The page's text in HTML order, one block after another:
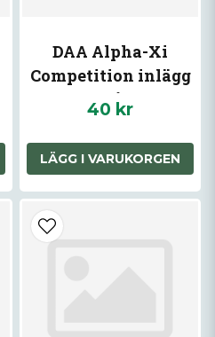
DAA Alpha-Xi
Competition inlägg
Blå
40 kr
LÄGG I VARUKORGEN